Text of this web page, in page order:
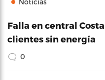
Noticias
Falla en central
clientes sin energía
0